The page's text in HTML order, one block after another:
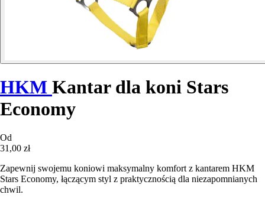
HKM Kantar dla koni Stars
Economy
Od
31,00 zł
Zapewnij swojemu koniowi maksymalny komfort z kantarem HKM
Stars Economy, łączącym styl z praktycznością dla niezapomnianych
chwil.